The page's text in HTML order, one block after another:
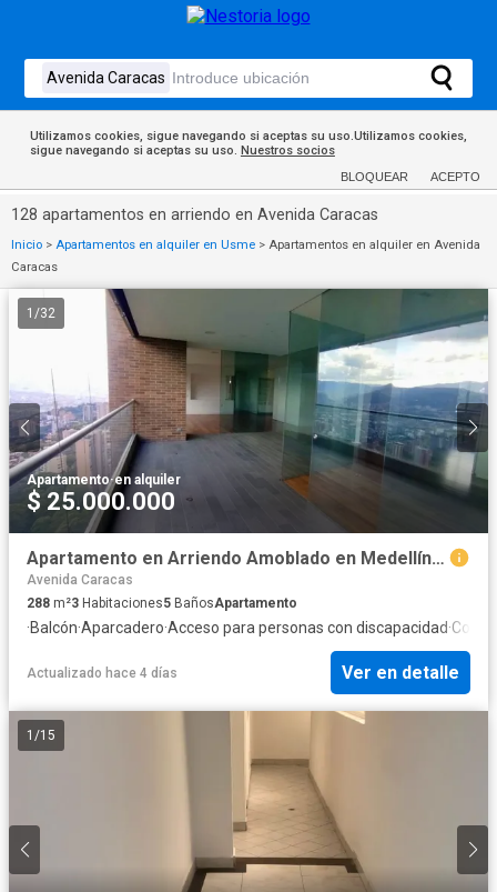
Utilizamos cookies, sigue navegando si aceptas su uso.Utilizamos cookies,
sigue navegando si aceptas su uso. Nuestros socios
BLOQUEAR ACEPTO
128 apartamentos en arriendo en Avenida Caracas
Inicio > Apartamentos en alquiler en Usme > Apartamentos en alquiler en Avenida
Caracas
1 /32
Apartamento·en alquiler
$ 25.000.000
Apartamento en Arriendo Amoblado en Medellín sector Altos del Poblado
Avenida Caracas
288 m²3 Habitaciones5 BañosApartamento
·Balcón·Aparcadero·Acceso para personas con discapacidad·
Actualizado hace 4 días Ver en detalle
1 /15